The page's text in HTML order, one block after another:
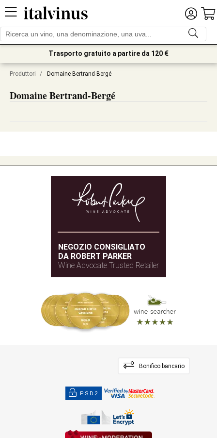
Trasporto gratuito a partire da 120 €
Produttori / Domaine Bertrand-Bergé
Domaine Bertrand-Bergé
NEGOZIO CONSIGLIATO
DA ROBERT PARKER
Wine Advocate Trusted Retailer
Bonifico bancario
PSD2